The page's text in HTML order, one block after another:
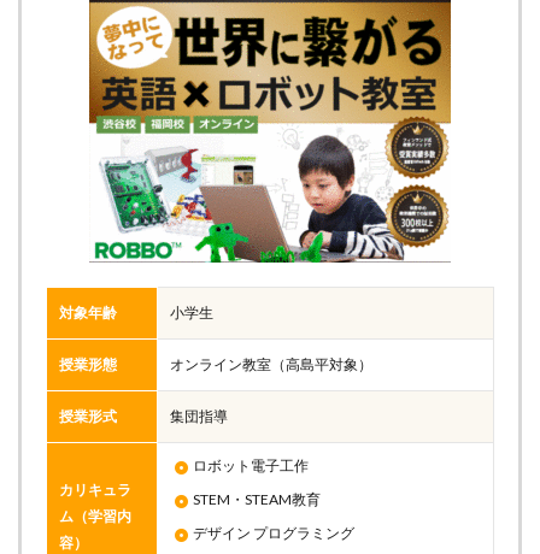
対象年齢 小学生
授業形態 オンライン教室（高島平対象）
授業形式 集団指導
カリキュラ
ム（学習内
容）
ロボット電子工作
STEM・STEAM教育
デザイン プログラミング